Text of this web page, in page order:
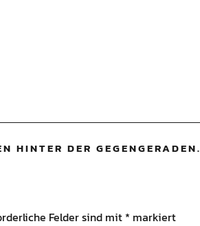
HINTER DER GEGENGERADEN.
Felder sind mit * markiert